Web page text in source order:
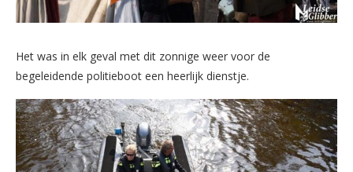
Het was in elk geval met dit zonnige weer voor de
begeleidende politieboot een heerlijk dienstje.